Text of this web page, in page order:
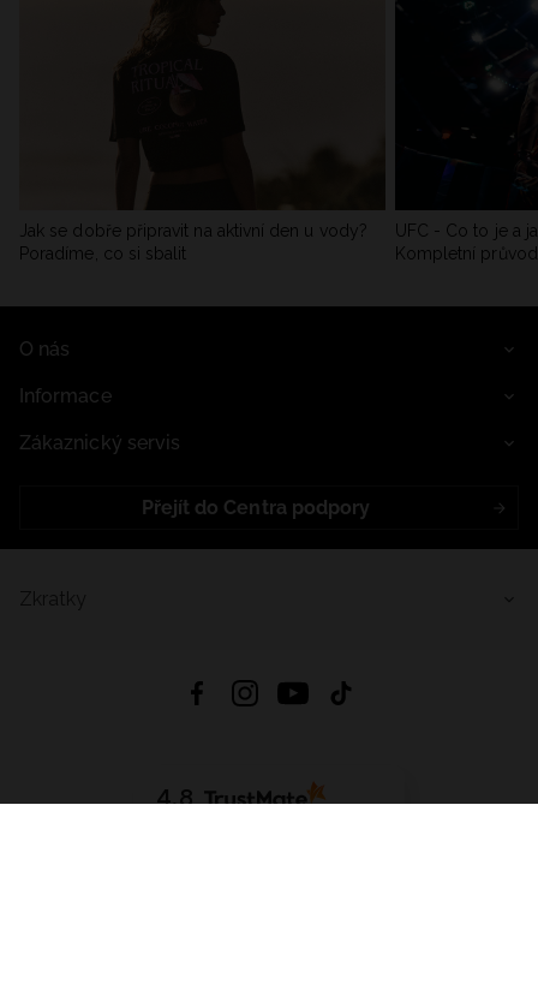
Jak se dobře připravit na aktivní den u vody?
Poradíme, co si sbalit
UFC - Co to je a
Kompletní
O nás
Informace
Zákaznický servis
Přejít do Centra podpory
4.8